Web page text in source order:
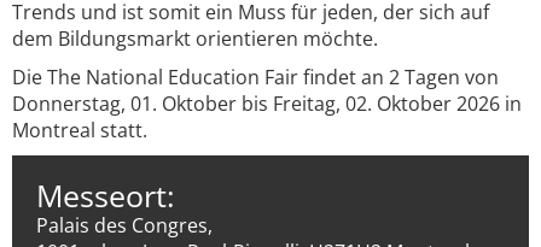
Trends und ist somit ein Muss für jeden, der sich auf
dem Bildungsmarkt orientieren möchte.
Die The National Education Fair findet an 2 Tagen von
Donnerstag, 01. Oktober bis Freitag, 02. Oktober 2026 in
Montreal statt.
Messeort:
Palais des Congres,